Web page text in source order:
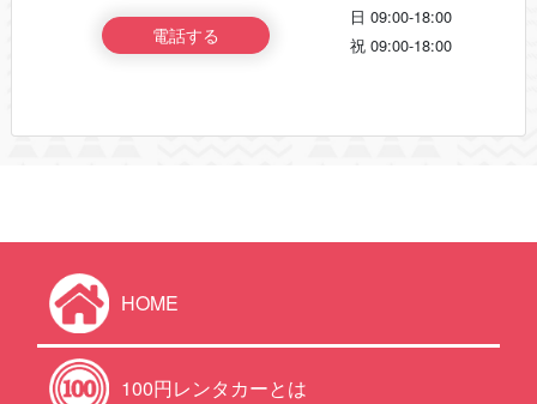
電話する
日 09:00-18:00
祝 09:00-18:00
HOME
100円レンタカーとは